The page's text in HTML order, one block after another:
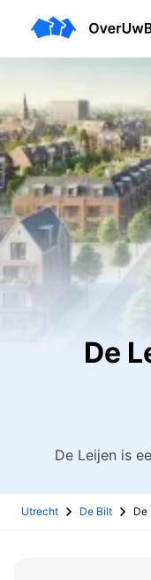
De
De Leijen is
Utrecht De Bilt De